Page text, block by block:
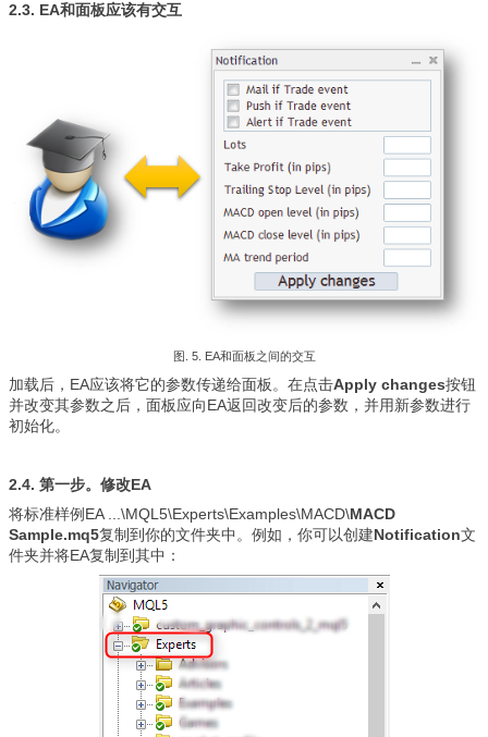
2.3. EA和面板应该有交互
图. 5. EA和面板之间的交互
加载后，EA应该将它的参数传递给面板。在点击Apply changes按钮
并改变其参数之后，面板应向EA返回改变后的参数，并用新参数进行
初始化。
2.4. 第一步。修改EA
将标准样例EA ...\MQL5\Experts\Examples\MACD\MACD
Sample.mq5复制到你的文件夹中。例如，你可以创建Notification文
件夹并将EA复制到其中：